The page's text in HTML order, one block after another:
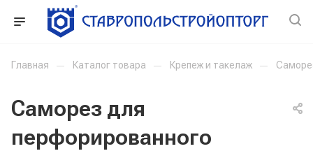
Главная — Каталог товара — Крепеж и такелаж —
Саморез для
перфорированного